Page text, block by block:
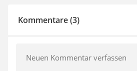
Kommentare (3)
Neuen Kommentar verfassen